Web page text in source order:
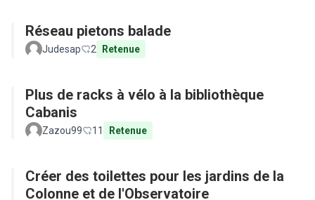
Réseau pietons balade
Judesap 2 Retenue
Plus de racks à vélo à la bibliothèque
Cabanis
Zazou99 11 Retenue
Créer des toilettes pour les jardins de la
Colonne et de l'Observatoire